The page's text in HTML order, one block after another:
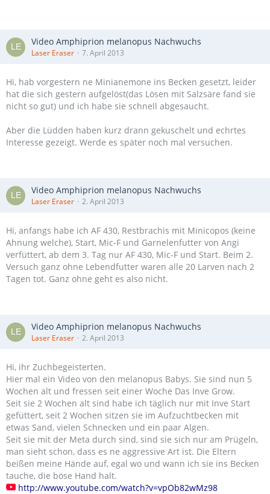
Video Amphiprion melanopus Nachwuchs
Laser Eraser 7. April 2013
Hi, hab vorgestern ne Minianemone ins Becken gesetzt, leider
hat die sich gestern aufgelöst(das Lösen mit Salzsäre fand sie
nicht so gut) und ich habe sie schnell abgesaucht.
Aber die Lüdden haben kurz drann gekuschelt und echrtes
Interesse gezeigt. Werde es später noch mal versuchen.
Video Amphiprion melanopus Nachwuchs
Laser Eraser 2. April 2013
Hi, anfangs habe ich AF 430, Restbrachis mit Minicopos (keine
Ahnung welche), Start, Mic-F und Garnelenfutter von Angi
verfüttert, ab dem 3. Tag nur AF 430, Mic-F und Start. Beim 2.
Versuch ganz ohne Lebendfutter waren alle 20 Larven nach 2
Tagen tot. Ganz ohne geht es also nicht.
Video Amphiprion melanopus Nachwuchs
Laser Eraser 2. April 2013
Hi, ihr Zuchbegeisterten.
Hier mal ein Video von den melanopus Babys. Sie sind nun 5
Wochen alt und fressen seit einer Woche Das Inve Grow.
Seit sie 2 Wochen alt sind habe ich täglich nur mit Inve Start
gefüttert, seit 2 Wochen sitzen sie im Aufzuchtbecken mit
etwas Sand, vielen Schnecken und ein paar Algen.
Seit sie mit der Meta durch sind, sind sie sich nur am Prügeln,
man sieht schon, dass es ne aggressive Art ist. Die Eltern
beißen meine Hände auf, egal wo und wann ich sie ins Becken
tauche, die böse Hand halt.
http://www.youtube.com/watch?v=vpOb82wMz98